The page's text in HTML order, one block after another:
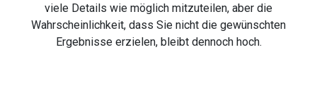
viele Details wie möglich mitzuteilen, aber die
Wahrscheinlichkeit, dass Sie nicht die gewünschten
Ergebnisse erzielen, bleibt dennoch hoch.